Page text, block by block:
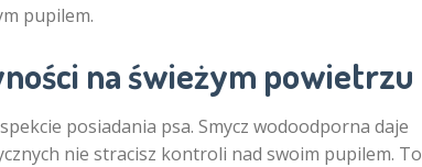
pupilem.
na świeżym powietrzu
posiadania psa. Smycz wodoodporna daje
nie stracisz kontroli nad swoim pupilem. To